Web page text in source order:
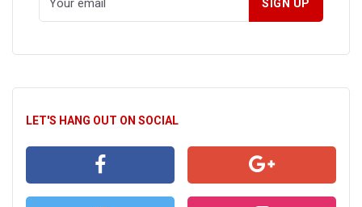
LET'S HANG OUT ON SOCIAL